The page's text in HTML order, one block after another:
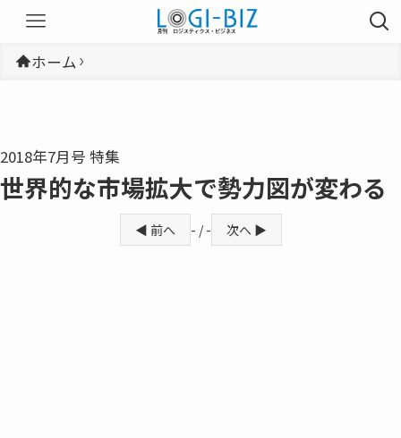
ホーム
2018年7月号 特集
世界的な市場拡大で勢力図が変わる
◀ 前へ - / - 次へ ▶